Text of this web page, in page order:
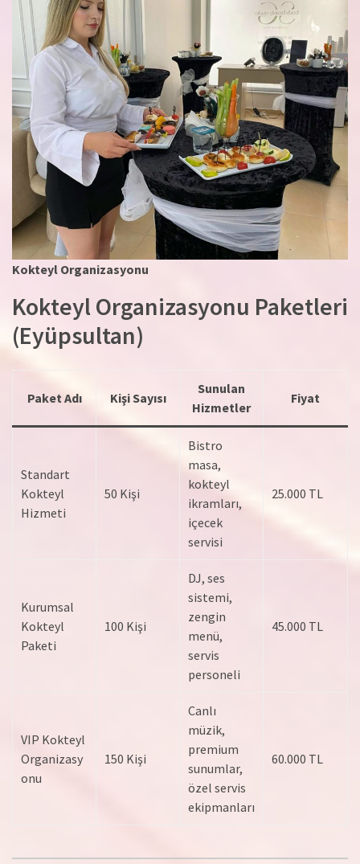
Kokteyl Organizasyonu
Kokteyl Organizasyonu Paketleri
(Eyüpsultan)
Paket Adı Kişi Sayısı
Sunulan
Hizmetler
Fiyat
Standart
Kokteyl
Hizmeti
50 Kişi
Bistro
masa,
kokteyl
ikramları,
içecek
servisi
25.000 TL
Kurumsal
Kokteyl
Paketi
100 Kişi
DJ, ses
sistemi,
zengin
menü,
servis
personeli
45.000 TL
VIP Kokteyl
Organizasy
onu
150 Kişi
Canlı
müzik,
premium
sunumlar,
özel servis
ekipmanları
60.000 TL